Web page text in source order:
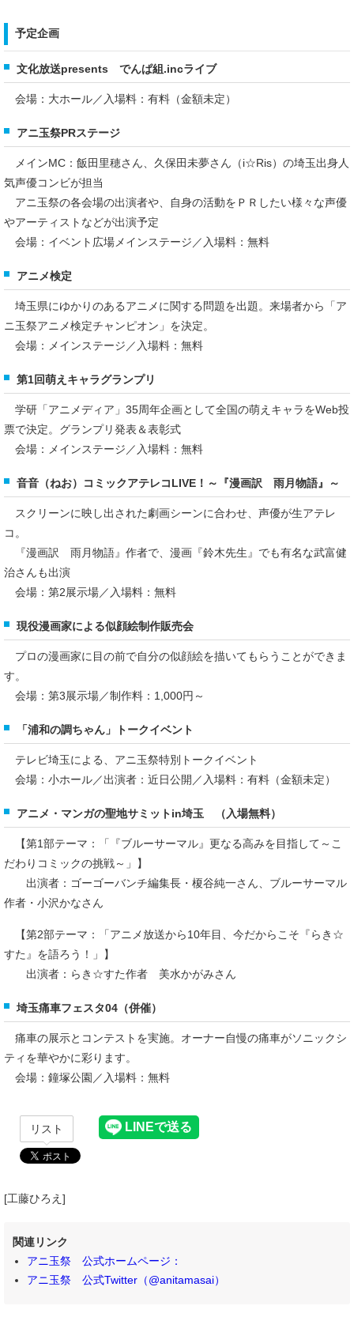
予定企画
文化放送presents でんぱ組.incライブ
会場：大ホール／入場料：有料（金額未定）
アニ玉祭PRステージ
メインMC：飯田里穂さん、久保田未夢さん（i☆Ris）の埼玉出身人
気声優コンビが担当
アニ玉祭の各会場の出演者や、自身の活動をＰＲしたい様々な声優
やアーティストなどが出演予定
会場：イベント広場メインステージ／入場料：無料
アニメ検定
埼玉県にゆかりのあるアニメに関する問題を出題。来場者から「ア
ニ玉祭アニメ検定チャンピオン」を決定。
会場：メインステージ／入場料：無料
第1回萌えキャラグランプリ
学研「アニメディア」35周年企画として全国の萌えキャラをWeb投
票で決定。グランプリ発表＆表彰式
会場：メインステージ／入場料：無料
音音（ねお）コミックアテレコLIVE！～『漫画訳 雨月物語』～
スクリーンに映し出された劇画シーンに合わせ、声優が生アテレ
コ。
『漫画訳 雨月物語』作者で、漫画『鈴木先生』でも有名な武富健
治さんも出演
会場：第2展示場／入場料：無料
現役漫画家による似顔絵制作販売会
プロの漫画家に目の前で自分の似顔絵を描いてもらうことができま
す。
会場：第3展示場／制作料：1,000円～
「浦和の調ちゃん」トークイベント
テレビ埼玉による、アニ玉祭特別トークイベント
会場：小ホール／出演者：近日公開／入場料：有料（金額未定）
アニメ・マンガの聖地サミットin埼玉 （入場無料）
【第1部テーマ：「『ブルーサーマル』更なる高みを目指して～こ
だわりコミックの挑戦～」】
出演者：ゴーゴーバンチ編集長・榎谷純一さん、ブルーサーマル
作者・小沢かなさん
【第2部テーマ：「アニメ放送から10年目、今だからこそ『らき☆
すた』を語ろう！」】
出演者：らき☆すた作者 美水かがみさん
埼玉痛車フェスタ04（併催）
痛車の展示とコンテストを実施。オーナー自慢の痛車がソニックシ
ティを華やかに彩ります。
会場：鐘塚公園／入場料：無料
リスト
[工藤ひろえ]
関連リンク
アニ玉祭 公式ホームページ：
アニ玉祭 公式Twitter（@anitamasai）